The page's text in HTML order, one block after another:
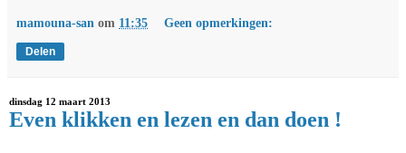
mamouna-san om 11:35 Geen opmerkingen:
Delen
dinsdag 12 maart 2013
Even klikken en lezen en dan doen !